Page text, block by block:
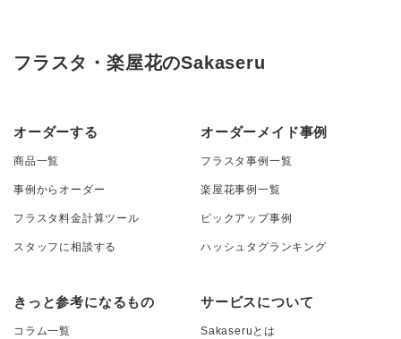
フラスタ・楽屋花のSakaseru
オーダーする
商品一覧
事例からオーダー
フラスタ料金計算ツール
スタッフに相談する
オーダーメイド事例
フラスタ事例一覧
楽屋花事例一覧
ピックアップ事例
ハッシュタグランキング
きっと参考になるもの
コラム一覧
サービスについて
Sakaseruとは